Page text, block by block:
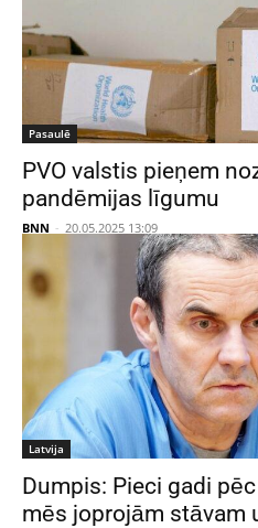
Pasaulē
PVO valstis pieņem
pandēmijas līgumu
BNN - 20.05.2025 13:09
Latvija
Dumpis: Pieci gadi
mēs joprojām stāvam